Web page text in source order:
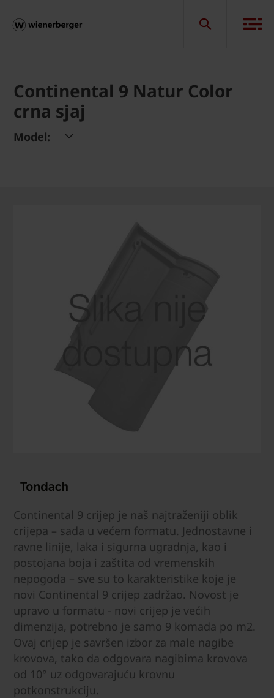
Continental 9 Natur Color
crna sjaj
Model:
Continental 9 crijep je naš najtraženiji oblik
crijepa – sada u većem formatu. Jednostavne i
ravne linije, laka i sigurna ugradnja, kao i
postojana boja i zaštita od vremenskih
nepogoda – sve su to karakteristike koje je
novi Continental 9 crijep zadržao. Novost je
upravo u formatu - novi crijep je većih
dimenzija, potrebno je samo 9 komada po m2.
Ovaj crijep je savršen izbor za male nagibe
krovova, tako da odgovara nagibima krovova
od 10° uz odgovarajuću krovnu
potkonstrukciju.